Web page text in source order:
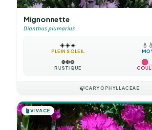
Mignonnette
Dianthus plumarius
☀️☀️☀️
PLEIN SOLEIL
💧 💧
❄️❄️❄️
RUSTIQUE
🍃CARYOPHYLLACEAE
🪴VIVACE